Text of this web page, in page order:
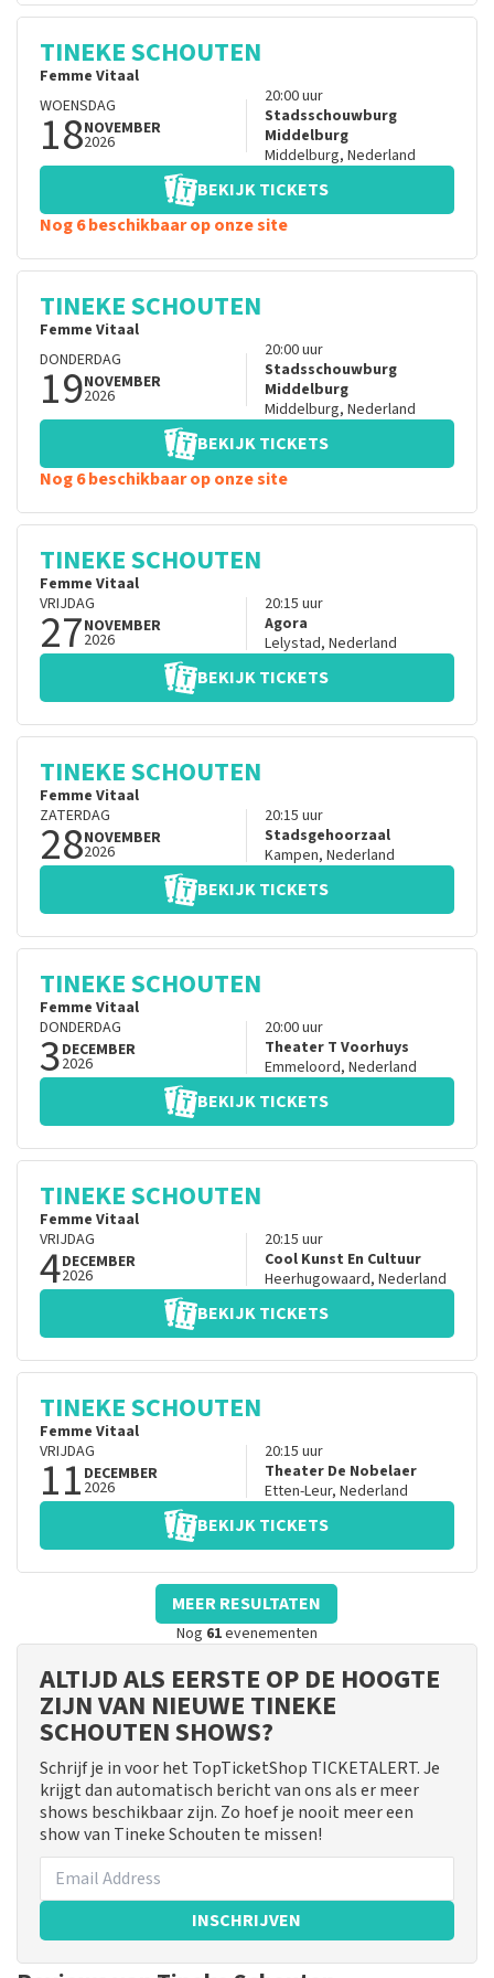
TINEKE SCHOUTEN
Femme Vitaal
WOENSDAG
18NOVEMBER
2026
20:00uur
Stadsschouwburg
Middelburg
Middelburg, Nederland
BEKIJK TICKETS
Nog 6 beschikbaar op onze site
TINEKE SCHOUTEN
Femme Vitaal
DONDERDAG
19NOVEMBER
2026
20:00uur
Stadsschouwburg
Middelburg
Middelburg, Nederland
BEKIJK TICKETS
Nog 6 beschikbaar op onze site
TINEKE SCHOUTEN
Femme Vitaal
VRIJDAG
27NOVEMBER
2026
20:15 uur
Agora
Lelystad, Nederland
BEKIJK TICKETS
TINEKE SCHOUTEN
Femme Vitaal
ZATERDAG
28NOVEMBER
2026
20:15 uur
Stadsgehoorzaal
Kampen, Nederland
BEKIJK TICKETS
TINEKE SCHOUTEN
Femme Vitaal
DONDERDAG
3DECEMBER
2026
20:00uur
Theater T Voorhuys
Emmeloord, Nederland
BEKIJK TICKETS
TINEKE SCHOUTEN
Femme Vitaal
VRIJDAG
4DECEMBER
2026
20:15 uur
Cool Kunst En Cultuur
Heerhugowaard, Nederland
BEKIJK TICKETS
TINEKE SCHOUTEN
Femme Vitaal
VRIJDAG
11 DECEMBER
2026
20:15 uur
Theater De Nobelaer
Etten-Leur, Nederland
BEKIJK TICKETS
MEER RESULTATEN
Nog 61evenementen
ALTIJD ALS EERSTE OP DE HOOGTE
ZIJN VAN NIEUWE TINEKE
SCHOUTEN SHOWS?
Schrijf je in voor het TopTicketShop TICKETALERT. Je
krijgt dan automatisch bericht van ons als er meer
shows beschikbaar zijn. Zo hoef je nooit meer een
show van Tineke Schouten te missen!
INSCHRIJVEN